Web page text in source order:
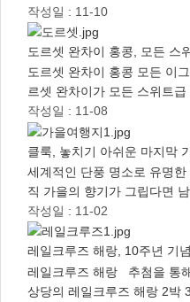
작성일 : 11-10
도르셋 완차이 홍콩, 모든 스
도르셋 완차이 홍콩 모든 이
르셋 완차이가 모든 스위트
작성일 : 11-08
클룩, 놓치기 아쉬운 마지막
세계적인 단풍 명소로 유명
직 가을의 향기가 그립다면
작성일 : 11-02
레일크루즈 해랑, 10주년 기
레일크루즈 해랑 추첨을 통
상당의 레일크루즈 해랑 2박